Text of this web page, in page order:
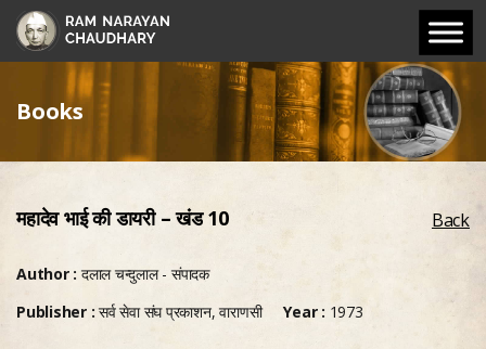
Books
महादेव भाई की डायरी – खंड 10 Back
Author : दलाल चन्दुलाल - संपादक
Publisher :सर्व सेवा संघ प्रकाशन, वाराणसी Year : 1973